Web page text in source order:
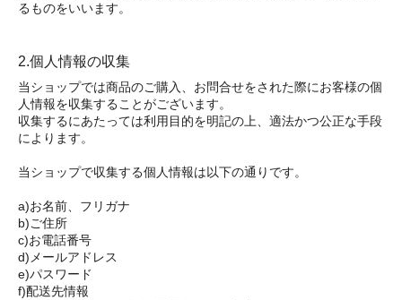
るものをいいます。
2.個人情報の収集
当ショップでは商品のご購入、お問合せをされた際にお客様の個
人情報を収集することがございます。
収集するにあたっては利用目的を明記の上、適法かつ公正な手段
によります。
当ショップで収集する個人情報は以下の通りです。
a)お名前、フリガナ
b)ご住所
c)お電話番号
d)メールアドレス
e)パスワード
f)配送先情報